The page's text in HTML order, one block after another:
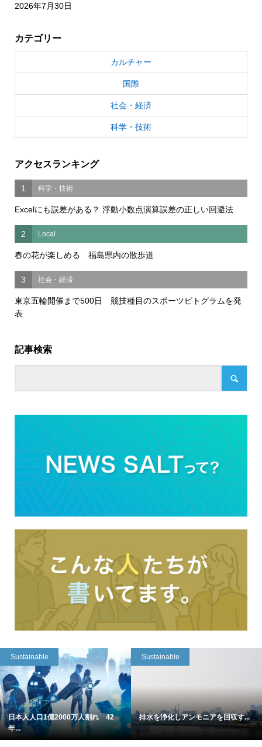
2026年7月30日
カテゴリー
カルチャー
国際
社会・経済
科学・技術
アクセスランキング
1 科学・技術
Excelにも誤差がある？ 浮動小数点演算誤差の正しい回避法
2 Local
春の花が楽しめる 福島県内の散歩道
3 社会・経済
東京五輪開催まで500日 競技種目のスポーツピトグラムを発
表
記事検索
Sustainable
日本人人口1億2000万人割れ 42
年...
Sustainable
排水を浄化しアンモニアを回収す...